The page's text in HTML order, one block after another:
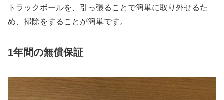
トラックボールを、引っ張ることで簡単に取り外せるた
め、掃除をすることが簡単です。
1年間の無償保証